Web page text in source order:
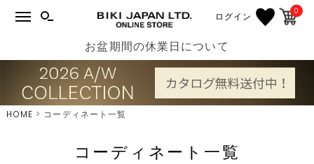
ログイン 0
お盆期間の休業日について
HOME コーディネート一覧
コーディネート一覧